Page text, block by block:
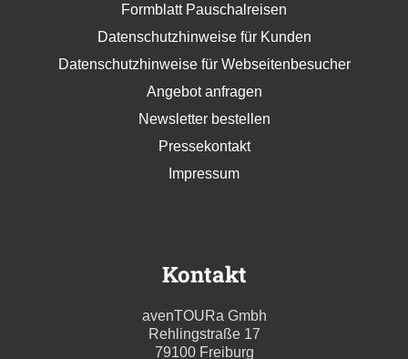
Formblatt Pauschalreisen
Datenschutzhinweise für Kunden
Datenschutzhinweise für Webseitenbesucher
Angebot anfragen
Newsletter bestellen
Pressekontakt
Impressum
Kontakt
avenTOURa Gmbh
Rehlingstraße 17
79100 Freiburg